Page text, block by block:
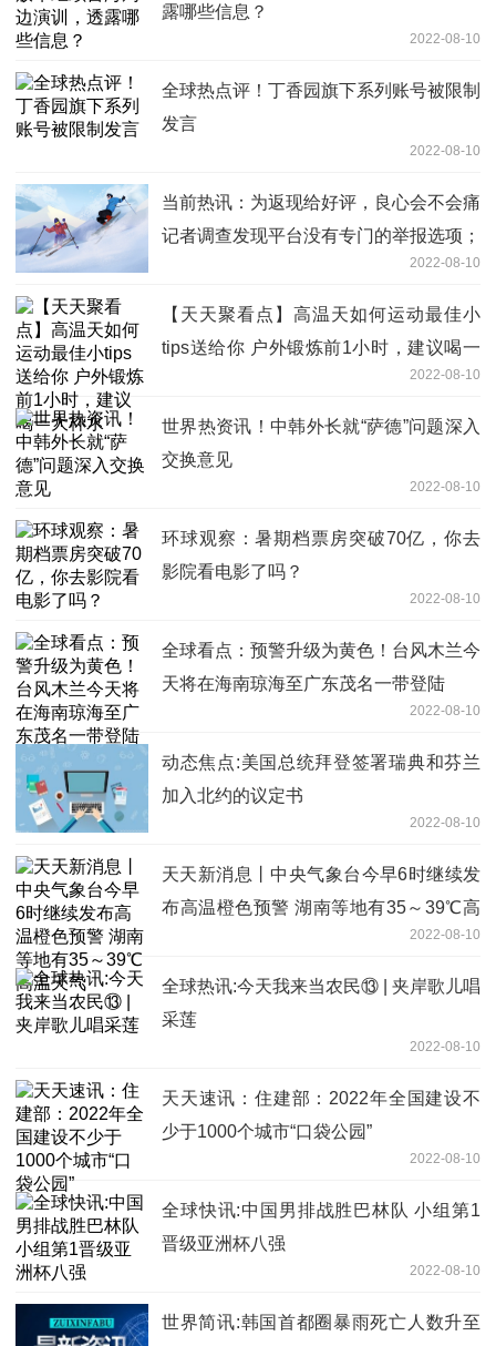
露哪些信息？
2022-08-10
全球热点评！丁香园旗下系列账号被限制
发言
2022-08-10
当前热讯：为返现给好评，良心会不会痛
记者调查发现平台没有专门的举报选项；
2022-08-10
【天天聚看点】高温天如何运动最佳小
tips送给你 户外锻炼前1小时，建议喝一
2022-08-10
世界热资讯！中韩外长就“萨德”问题深入
交换意见
2022-08-10
环球观察：暑期档票房突破70亿，你去
影院看电影了吗？
2022-08-10
全球看点：预警升级为黄色！台风木兰今
天将在海南琼海至广东茂名一带登陆
2022-08-10
动态焦点:美国总统拜登签署瑞典和芬兰
加入北约的议定书
2022-08-10
天天新消息丨中央气象台今早6时继续发
布高温橙色预警 湖南等地有35～39℃高
2022-08-10
全球热讯:今天我来当农民⑬ | 夹岸歌儿唱
采莲
2022-08-10
天天速讯：住建部：2022年全国建设不
少于1000个城市“口袋公园”
2022-08-10
全球快讯:中国男排战胜巴林队 小组第1
晋级亚洲杯八强
2022-08-10
世界简讯:韩国首都圈暴雨死亡人数升至